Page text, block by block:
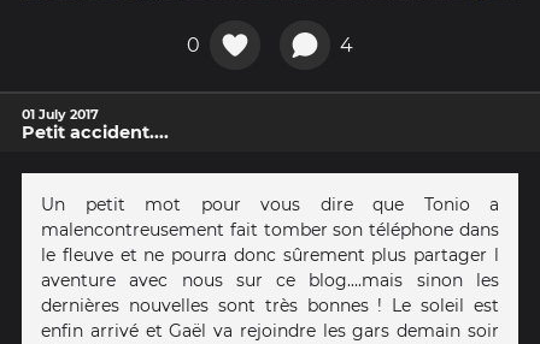
0 4
01 July 2017
Petit accident....
Un petit mot pour vous dire que Tonio a
malencontreusement fait tomber son téléphone dans
le fleuve et ne pourra donc sûrement plus partager l
aventure avec nous sur ce blog....mais sinon les
dernières nouvelles sont très bonnes ! Le soleil est
enfin arrivé et Gaël va rejoindre les gars demain soir